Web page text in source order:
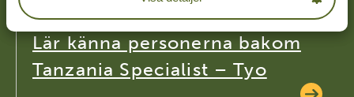
Lär känna personerna bakom
Tanzania Specialist – Tyo